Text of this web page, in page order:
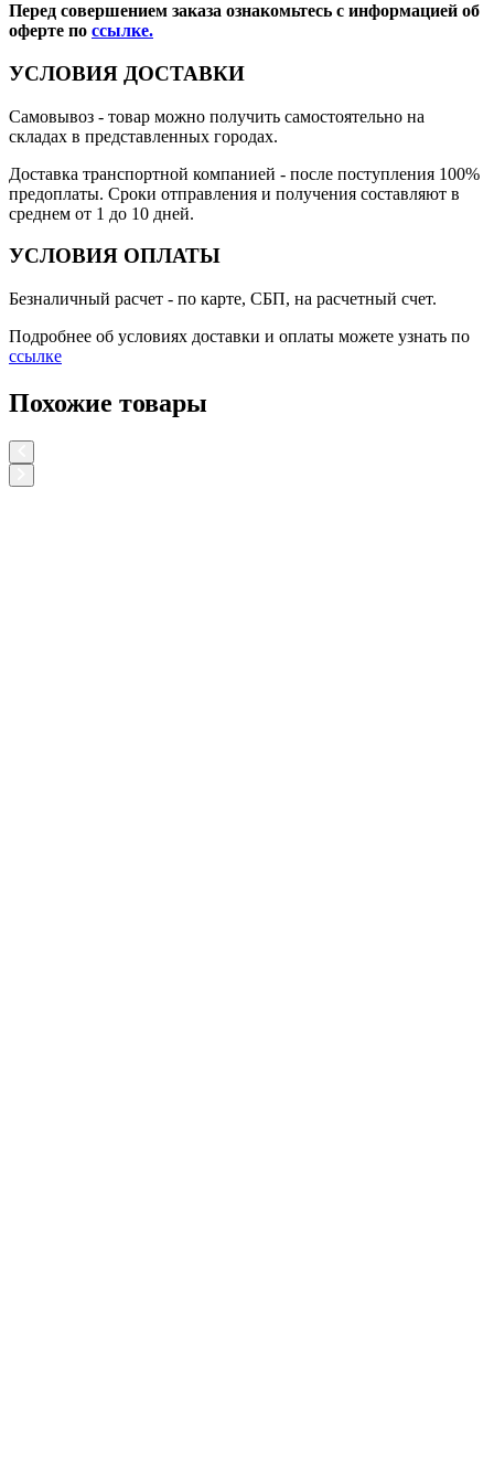
Перед совершением заказа ознакомьтесь с информацией об
оферте по ссылке.
УСЛОВИЯ ДОСТАВКИ
Самовывоз - товар можно получить самостоятельно на
складах в представленных городах.
Доставка транспортной компанией - после поступления 100%
предоплаты. Сроки отправления и получения составляют в
среднем от 1 до 10 дней.
УСЛОВИЯ ОПЛАТЫ
Безналичный расчет - по карте, СБП, на расчетный счет.
Подробнее об условиях доставки и оплаты можете узнать по
ссылке
Похожие товары